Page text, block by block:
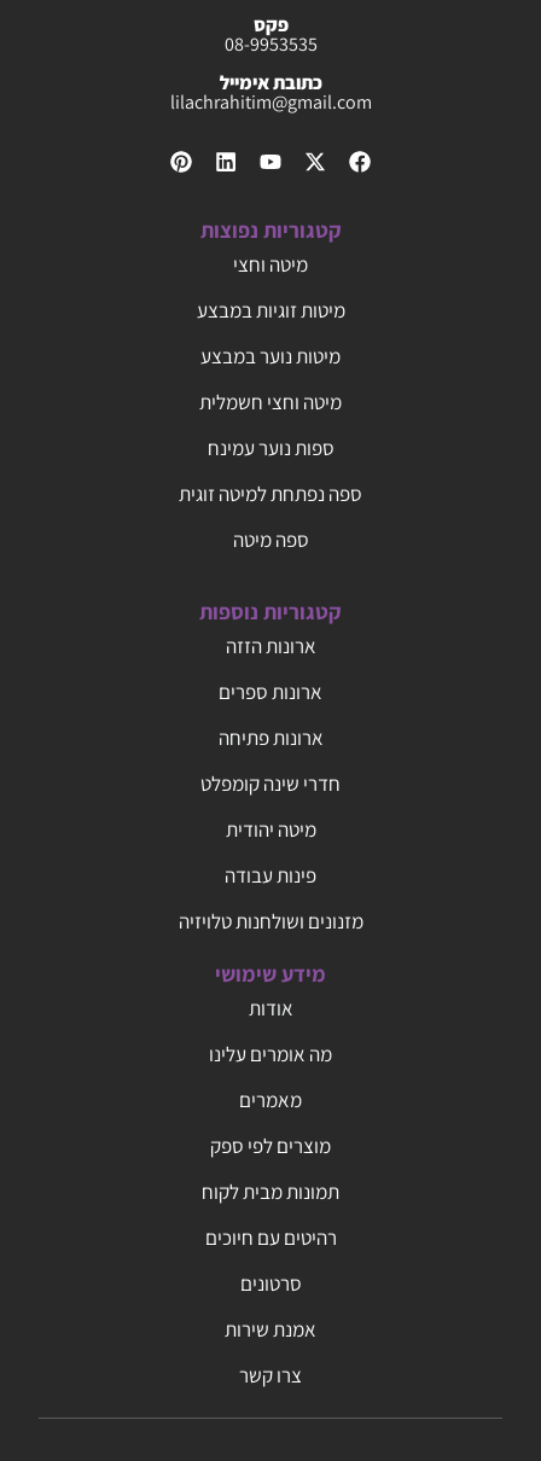
פקס
08-9953535
כתובת אימייל
lilachrahitim@gmail.com
קטגוריות נפוצות
מיטה וחצי
מיטות זוגיות במבצע
מיטות נוער במבצע
מיטה וחצי חשמלית
ספות נוער עמינח
ספה נפתחת למיטה זוגית
ספה מיטה
קטגוריות נוספות
ארונות הזזה
ארונות ספרים
ארונות פתיחה
חדרי שינה קומפלט
מיטה יהודית
פינות עבודה
מזנונים ושולחנות טלויזיה
מידע שימושי
אודות
מה אומרים עלינו
מאמרים
מוצרים לפי ספק
תמונות מבית לקוח
רהיטים עם חיוכים
סרטונים
אמנת שירות
צרו קשר